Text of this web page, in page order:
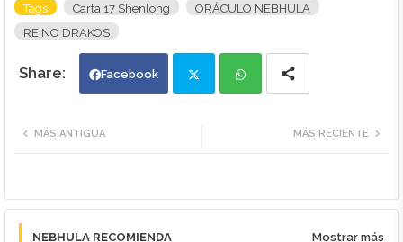
Tags Carta 17 Shenlong
ORÁCULO NEBHULA
REINO DRAKOS
Facebook
r app
MÁS RECIENTE
MÁS ANTIGUA
NEBHULA RECOMIENDA Mostrar más